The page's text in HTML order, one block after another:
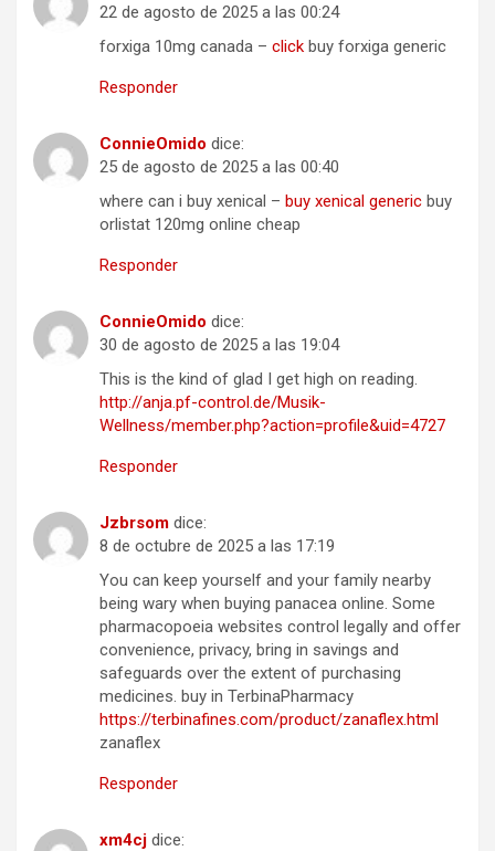
22 de agosto de 2025 a las 00:24
forxiga 10mg canada – click buy forxiga generic
Responder
ConnieOmido dice:
25 de agosto de 2025 a las 00:40
where can i buy xenical – buy xenical generic buy
orlistat 120mg online cheap
Responder
ConnieOmido dice:
30 de agosto de 2025 a las 19:04
This is the kind of glad I get high on reading.
http://anja.pf-control.de/Musik-
Wellness/member.php?action=profile&uid=4727
Responder
Jzbrsom dice:
8 de octubre de 2025 a las 17:19
You can keep yourself and your family nearby
being wary when buying panacea online. Some
pharmacopoeia websites control legally and offer
convenience, privacy, bring in savings and
safeguards over the extent of purchasing
medicines. buy in TerbinaPharmacy
https://terbinafines.com/product/zanaflex.html
zanaflex
Responder
xm4cj dice: